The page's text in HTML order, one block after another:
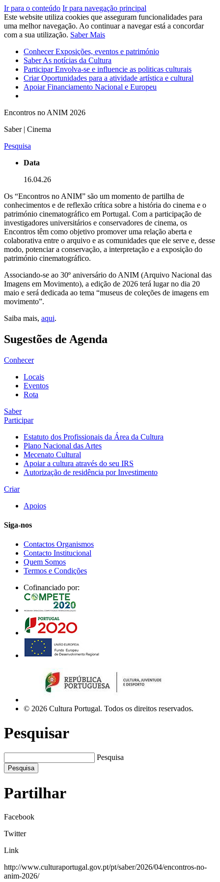
Ir para o conteúdo Ir para navegação principal
Este website utiliza cookies que asseguram funcionalidades para
uma melhor navegação. Ao continuar a navegar está a concordar
com a sua utilização. Saber Mais
ConhecerExposições, eventos e património
SaberAs notícias da Cultura
ParticiparEnvolva-se e influencie as politicas culturais
CriarOportunidades para a atividade artística e cultural
ApoiarFinanciamento Nacional e Europeu
Encontros no ANIM 2026
Saber | Cinema
Pesquisa
Data
16.04.26
Os “Encontros no ANIM” são um momento de partilha de
conhecimentos e de reflexão crítica sobre a história do cinema e o
património cinematográfico em Portugal. Com a participação de
investigadores universitários e conservadores de cinema, os
Encontros têm como objetivo promover uma relação aberta e
colaborativa entre o arquivo e as comunidades que ele serve e, desse
modo, potenciar a conservação, a interpretação e a exposição do
património cinematográfico.
Associando-se ao 30º aniversário do ANIM (Arquivo Nacional das
Imagens em Movimento), a edição de 2026 terá lugar no dia 20
maio e será dedicada ao tema “museus de coleções de imagens em
movimento”.
Saiba mais, aqui.
Sugestões de Agenda
Conhecer
Locais
Eventos
Rota
Saber
Participar
Estatuto dos Profissionais da Área da Cultura
Plano Nacional das Artes
Mecenato Cultural
Apoiar a cultura através do seu IRS
Autorização de residência por Investimento
Criar
Apoios
Siga-nos
Contactos Organismos
Contacto Institucional
Quem Somos
Termos e Condições
Cofinanciado por:
© 2026 Cultura Portugal. Todos os direitos reservados.
Pesquisar
Pesquisa
Pesquisa
Partilhar
Facebook
Twitter
Link
http://www.culturaportugal.gov.pt/pt/saber/2026/04/encontros-no-
anim-2026/